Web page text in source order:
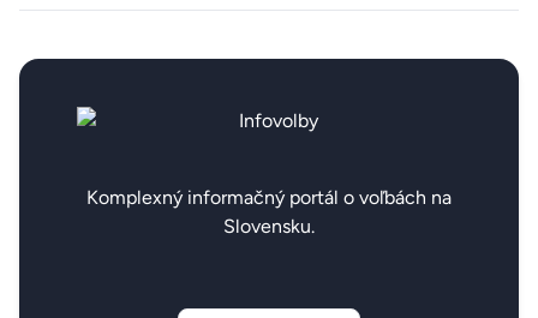
Komplexný informačný portál o voľbách na
Slovensku.